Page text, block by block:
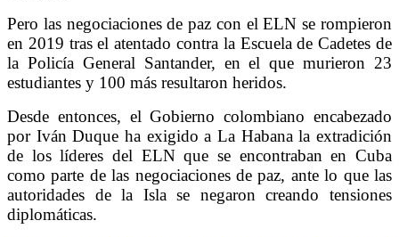
Pero las negociaciones de paz con el ELN se rompieron
en 2019 tras el atentado contra la Escuela de Cadetes de
la Policía General Santander, en el que murieron 23
estudiantes y 100 más resultaron heridos.
Desde entonces, el Gobierno colombiano encabezado
por Iván Duque ha exigido a La Habana la extradición
de los líderes del ELN que se encontraban en Cuba
como parte de las negociaciones de paz, ante lo que las
autoridades de la Isla se negaron creando tensiones
diplomáticas.